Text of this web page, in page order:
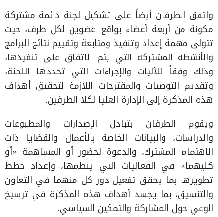
واتفق الطرفان أيضاً على تشكيل لجنة دائمة مشتركة
مكونة من أربعة أعضاء بواقع عضوين لكل طرف، حيث
تتولى مهمة إعداد وتنفيذ ومتابعة وتقييم نتائج البرامج
والأنشطة المشتركة التي يتم الاتفاق على تنفيذها،
وذلك وفقاً للآليات والإجراءات التي تحددها اللجنة،
وتقديم التوصيات والمقترحات اللازمة لتحقيق أهداف
هذه المذكرة إلى الإدارة العليا لكلا الطرفين.
ويقوم الطرفان بتبادل الإصدارات والمطبوعات
والدراسات، والبيانات الخاصة بالأعمال والقضايا ذات
الاهتمام المشترك، والدعوة لحضور أو المساهمة «أو
كليهما» في الفعاليات التي ينظمها، وإعداد خطط
تطويرها بما يحقق تفعيل دور كل منهما في التعاون
والتنسيق، بما يجسد أهداف هذه المذكرة في ترسيخ
الوعي حول المشاركة والتمكين السياسي.​